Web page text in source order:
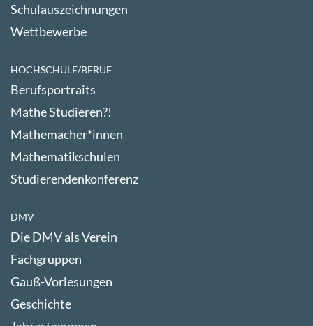
Schulauszeichnungen
Wettbewerbe
HOCHSCHULE/BERUF
Berufsportraits
Mathe Studieren?!
Mathemacher*innen
Mathematikschulen
Studierendenkonferenz
DMV
Die DMV als Verein
Fachgruppen
Gauß-Vorlesungen
Geschichte